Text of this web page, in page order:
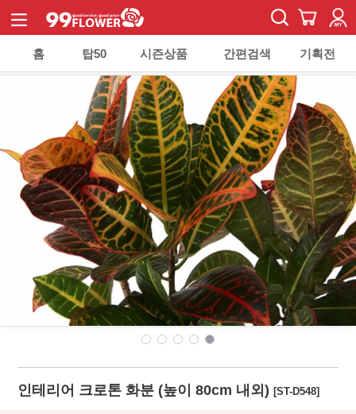
홈 탑50 시즌상품 간편검색 기획전
인테리어 크로톤 화분 (높이 80cm 내외)[ST-D548]